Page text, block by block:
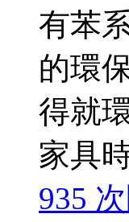
有苯
的環
得就
家具
935